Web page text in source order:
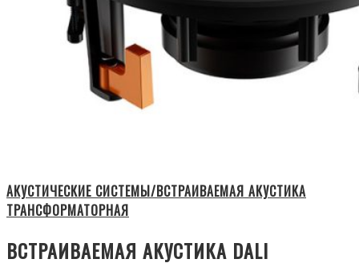
АКУСТИЧЕСКИЕ СИСТЕМЫ/ВСТРАИВАЕМАЯ АКУСТИКА
ТРАНСФОРМАТОРНАЯ
ВСТРАИВАЕМАЯ АКУСТИКА DALI